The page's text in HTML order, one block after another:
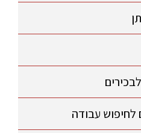
לחיפוש עבודה